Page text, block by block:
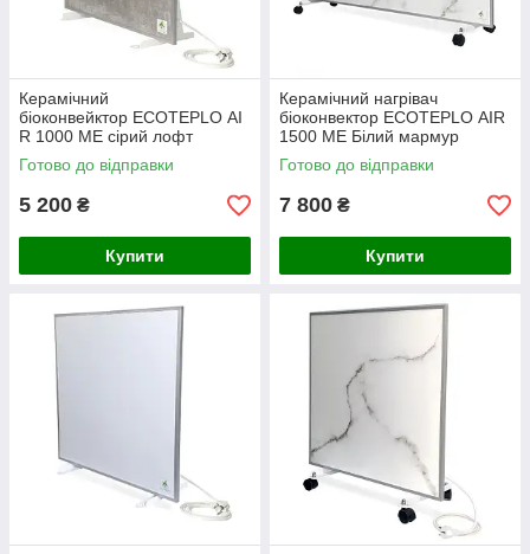
Керамічний
біоконвейктор ECOTEPLO AI
R 1000 ME сірий лофт
Готово до відправки
5 200 ₴
Купити
Керамічний нагрівач
біоконвектор ECOTEPLO AIR
1500 ME Білий мармур
Готово до відправки
7 800 ₴
Купити